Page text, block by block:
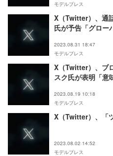
モデルプレス
X（Twitter）、通
氏が予告「グロー
2023.08.31 18:47
モデルプレス
X（Twitter）、ブ
スク氏が表明「意
2023.08.19 10:18
モデルプレス
X（Twitter）、「
2023.08.02 14:52
モデルプレス